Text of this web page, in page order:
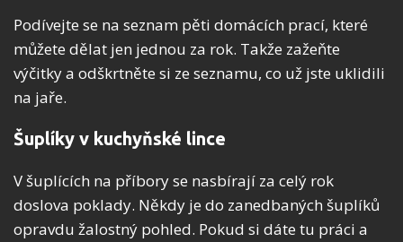
Podívejte se na seznam pěti domácích prací, které
můžete dělat jen jednou za rok. Takže zažeňte
výčitky a odškrtněte si ze seznamu, co už jste uklidili
na jaře.
Šuplíky v kuchyňské lince
V šuplících na příbory se nasbírají za celý rok
doslova poklady. Někdy je do zanedbaných šuplíků
opravdu žalostný pohled. Pokud si dáte tu práci a